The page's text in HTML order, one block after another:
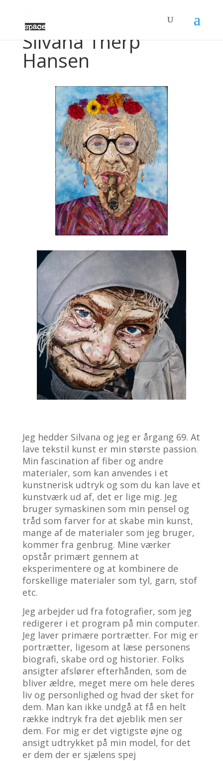
Silvana Therp
Hansen
Jeg hedder Silvana og jeg er årgang 69. At
lave tekstil kunst er min største passion.
Min fascination af fiber og andre
materialer, som kan anvendes i et
kunstnerisk udtryk og som du kan lave et
kunstværk ud af, det er lige mig. Jeg
bruger symaskinen som min pensel og
tråd som farver for at skabe min kunst,
mange af de materialer som jeg bruger,
kommer fra genbrug. Mine værker
opstår primært gennem at
eksperimentere og at kombinere de
forskellige materialer som tyl, garn, stof
etc.
Jeg arbejder ud fra fotografier, som jeg
redigerer i et program på min computer.
Jeg laver primære portrætter. For mig er
portrætter, ligesom at læse personens
biografi, skabe ord og historier. Folks
ansigter afslører efterhånden, som de
bliver ældre, meget mere om hele deres
liv og personlighed og hvad der sket for
dem. Man kan ikke undgå at få en helt
række indtryk fra det øjeblik men ser
dem. For mig er det vigtigste øjne og
ansigt udtrykket på min model, for det
er dem der er sjælens spej